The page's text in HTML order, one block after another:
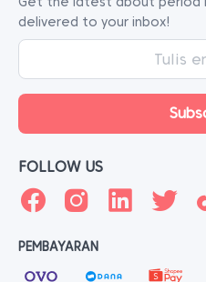
delivered to your inbox!
FOLLOW US
PEMBAYARAN